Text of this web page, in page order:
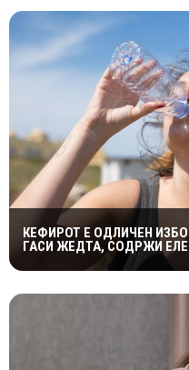
КЕФИРОТ Е ОДЛИЧЕН
ГАСИ ЖЕДТА, СОДРЖИ
ЗДРАВА ДИГЕСТИЈА